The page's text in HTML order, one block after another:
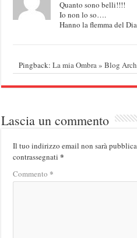
Quanto sono belli!!!!
Io non lo so….
Hanno la flemma del
Pingback:La mia Ombra » Blog
Lascia un commento
Il tuo indirizzo email non sarà
contrassegnati*
Commento *